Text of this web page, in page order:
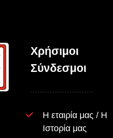
Χρήσιμοι
Σύνδεσμοι
Η εταιρία μας / Η
Ιστορία μας